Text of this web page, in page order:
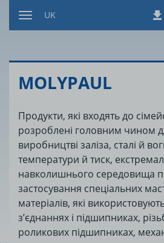
UK
MOLYPAUL
Продукти, які входять до
розроблені головним чином
виробництві заліза, сталі й
температури й тиск,
навколишнього середовища
застосування спеціальних
матеріалів, які
з’єднаннях і підшипниках,
роликових підшипниках,